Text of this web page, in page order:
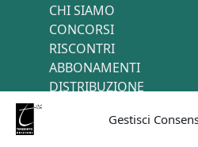
Gestisci
CHI SIAMO
CONCORSI
RISCONTRI
ABBONAMENTI
DISTRIBUZIONE